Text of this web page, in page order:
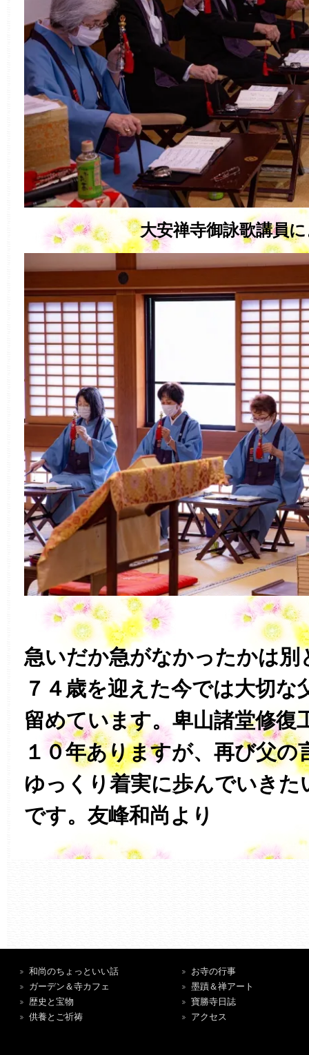
大安禅寺御詠歌講員
急いだか急がなかったかは別
７４歳を迎えた今では大切な
留めています。卑山諸堂修復
１０年ありますが、再び父の
ゆっくり着実に歩んでいきた
です。友峰和尚より
和尚のちょっといい話
ガーデン＆寺カフェ
歴史と宝物
供養とご祈祷
お寺の行事
墨蹟＆禅アート
寶勝寺日誌
アクセス